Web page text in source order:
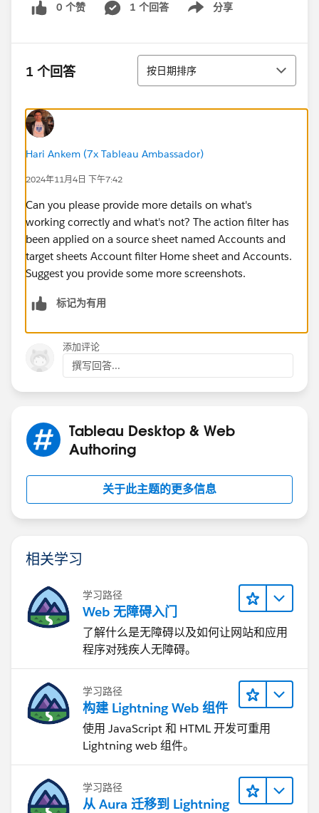
0 个赞 1 个回答 分享
Show menu
1 个回答 排序
按日期排序
Hari Ankem (7x Tableau Ambassador)
2024年11月4日 下午7:42
Can you please provide more details on what's
working correctly and what's not? The action filter has
been applied on a source sheet named Accounts and
target sheets Account filter Home sheet and Accounts.
Suggest you provide some more screenshots.
标记为有用
添加评论
撰写回答...
Tableau Desktop & Web
Authoring
关于此主题的更多信息
相关学习
学习路径
Web 无障碍入门
了解什么是无障碍以及如何让网站和应用
程序对残疾人无障碍。
学习路径
构建 Lightning Web 组件
使用 JavaScript 和 HTML 开发可重用
Lightning web 组件。
学习路径
从 Aura 迁移到 Lightning